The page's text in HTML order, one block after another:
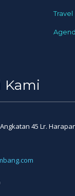
Travel
Kami
45 Lr.